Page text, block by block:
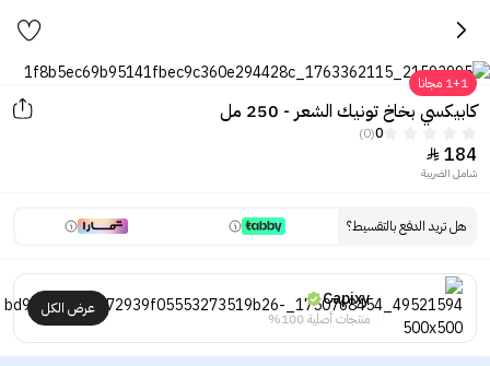
1+1 مجانا
كابيكسي بخاخ تونيك الشعر - 250 مل
0
(0)
184

شامل الضريبة
هل تريد الدفع بالتقسيط؟
Capixy
منتجات أصلية 100%
عرض الكل